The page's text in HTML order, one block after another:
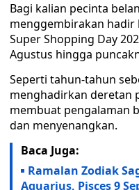
Bagi kalian pecinta
menggembirakan hadir
Super Shopping Day
Agustus hingga
Seperti tahun-tahun
menghadirkan deretan
membuat pengalaman
dan menyenangkan.
Baca Juga:
Ramalan Zodiak
Aquarius, Pisces 9